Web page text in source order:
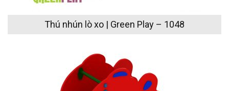
Thú nhún lò xo | Green Play – 1048